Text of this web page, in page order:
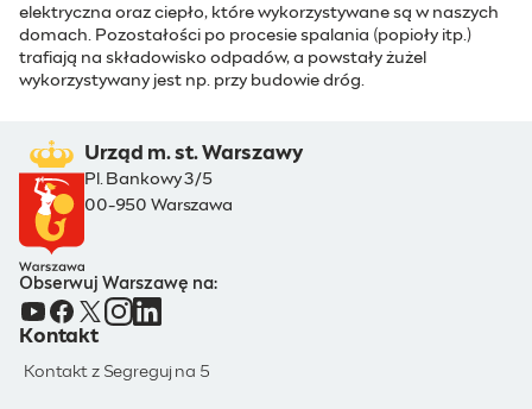
elektryczna oraz ciepło, które wykorzystywane są w naszych
domach. Pozostałości po procesie spalania (popioły itp.)
trafiają na składowisko odpadów, a powstały żużel
wykorzystywany jest np. przy budowie dróg.
Urząd m. st. Warszawy
Pl. Bankowy 3/5
00-950 Warszawa
Obserwuj Warszawę na:
Kontakt
Kontakt z Segreguj na 5